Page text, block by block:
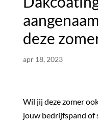
deze
apr 18, 2023
Wil jij deze zomer
jouw bedrijfspand of